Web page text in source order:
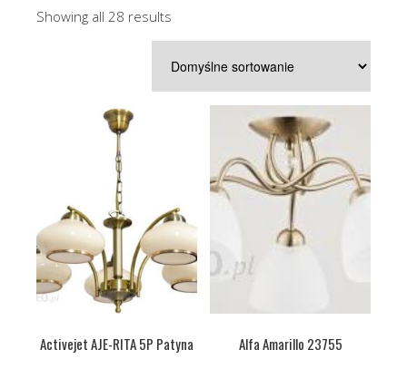
Showing all 28 results
Activejet AJE-RITA 5P Patyna Alfa Amarillo 23755